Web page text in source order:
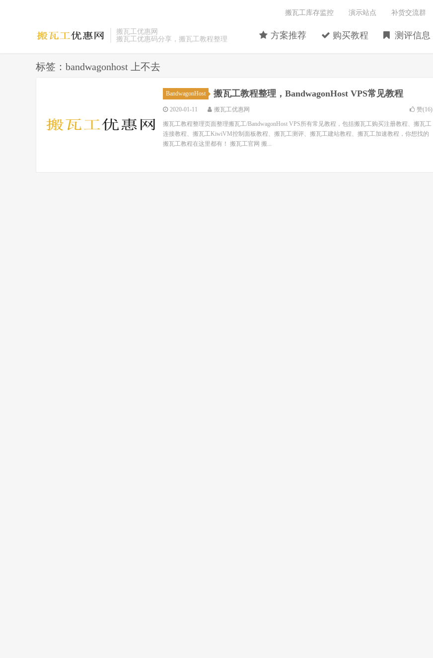
搬瓦工优惠网
搬瓦工优惠码分享，搬瓦工教程整理
方案推荐 购买教程 测评信息
搬瓦工库存监控 演示站点 补货交流群
标签：bandwagonhost 上不去
BandwagonHost 搬瓦工教程整理，BandwagonHost VPS常见教程
2020-01-11 搬瓦工优惠网 赞(16)
搬瓦工教程整理页面整理搬瓦工/BandwagonHost VPS所有常见教程，包括搬瓦工购买注册教程、搬瓦工
连接教程、搬瓦工KiwiVM控制面板教程、搬瓦工测评、搬瓦工建站教程、搬瓦工加速教程，你想找的
搬瓦工教程在这里都有！ 搬瓦工官网 搬...